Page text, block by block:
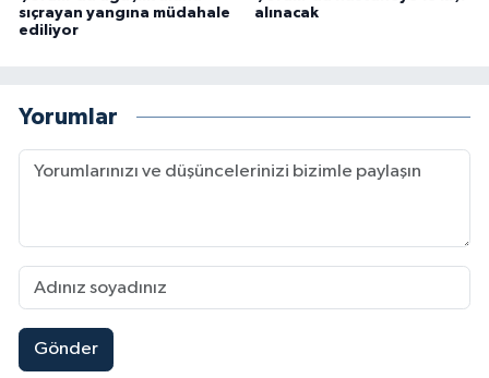
sıçrayan yangına müdahale
ediliyor
alınacak
Yorumlar
Gönder